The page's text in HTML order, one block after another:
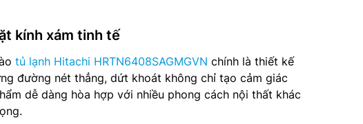
kính xám tinh tế
tủ lạnh Hitachi HRTN6408SAGMGVN chính là thiết kế
đường nét thẳng, dứt khoát không chỉ tạo cảm giác
dễ dàng hòa hợp với nhiều phong cách nội thất khác